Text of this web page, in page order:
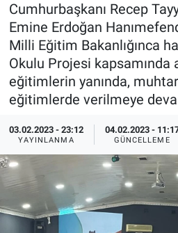
Cumhurbaşkanı Recep
Emine Erdoğan
Milli Eğitim Bakanlığınca
Okulu Projesi
eğitimlerin yanında,
eğitimlerde verilmeye
03.02.2023 - 23:12
YAYINLANMA
04.02.2023 -
GÜNCELLEME